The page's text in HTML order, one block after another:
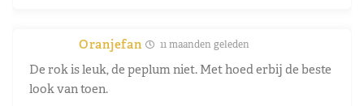
Oranjefan 11 maanden geleden
De rok is leuk, de peplum niet. Met hoed erbij de beste
look van toen.